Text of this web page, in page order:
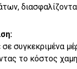
συγκεκριμένα
το κόστος